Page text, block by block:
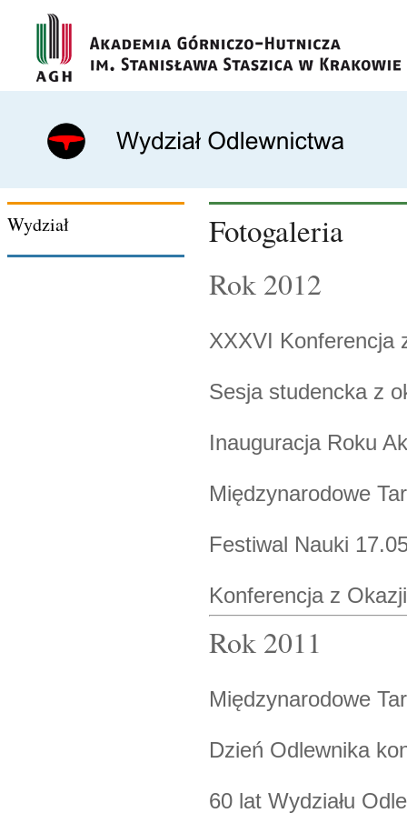
Wydział Fotogaleria
Rok 2012
XXXVI Konferencja
Sesja studencka z
Inauguracja Roku
Międzynarodowe
Festiwal Nauki
Konferencja z
Rok 2011
Międzynarodowe
Dzień Odlewnika
60 lat Wydziału